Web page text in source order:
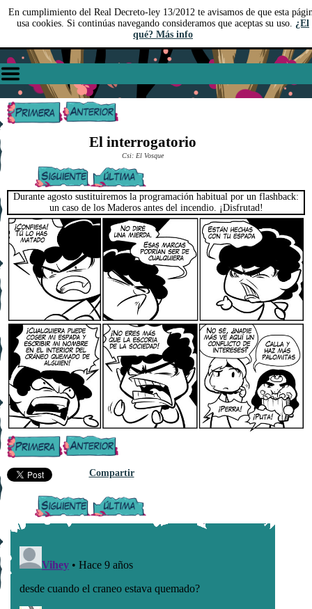
En cumplimiento del Real Decreto-ley 13/2012 te avisamos de que esta
usa cookies. Si continúas navegando consideramos que aceptas su uso. ¿El
qué? Más info
El interrogatorio
Csi: El Vosque
Durante agosto sustituiremos la programación habitual por un flashback:
un caso de los Maderos antes del incendio. ¡Disfrutad!
Compartir